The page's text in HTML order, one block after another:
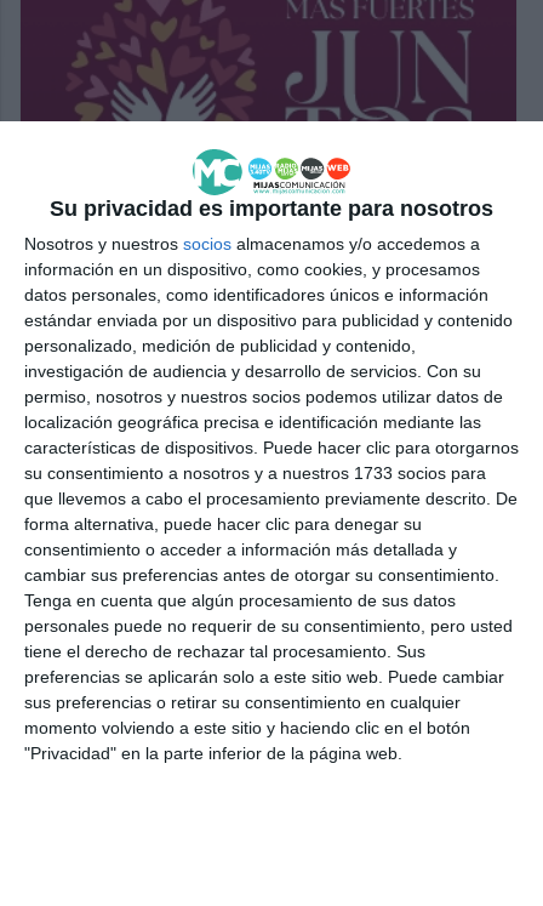
Su privacidad es importante para nosotros
Nosotros y nuestros socios almacenamos y/o accedemos a
información en un dispositivo, como cookies, y procesamos
datos personales, como identificadores únicos e información
estándar enviada por un dispositivo para publicidad y contenido
personalizado, medición de publicidad y contenido,
investigación de audiencia y desarrollo de servicios. Con su
permiso, nosotros y nuestros socios podemos utilizar datos de
localización geográfica precisa e identificación mediante las
características de dispositivos. Puede hacer clic para otorgarnos
su consentimiento a nosotros y a nuestros 1733 socios para
que llevemos a cabo el procesamiento previamente descrito. De
forma alternativa, puede hacer clic para denegar su
consentimiento o acceder a información más detallada y
cambiar sus preferencias antes de otorgar su consentimiento.
Tenga en cuenta que algún procesamiento de sus datos
personales puede no requerir de su consentimiento, pero usted
tiene el derecho de rechazar tal procesamiento. Sus
preferencias se aplicarán solo a este sitio web. Puede cambiar
sus preferencias o retirar su consentimiento en cualquier
momento volviendo a este sitio y haciendo clic en el botón
"Privacidad" en la parte inferior de la página web.